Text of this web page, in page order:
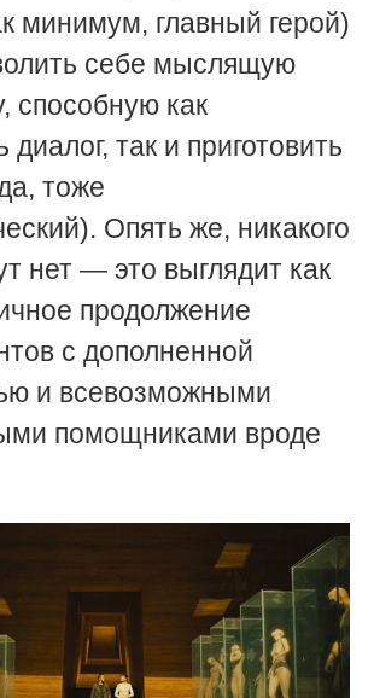
минимум, главный герой)
себе мыслящую
способную как
диалог, так и приготовить
тоже
Опять же, никакого
нет — это выглядит как
продолжение
с дополненной
и всевозможными
помощниками вроде